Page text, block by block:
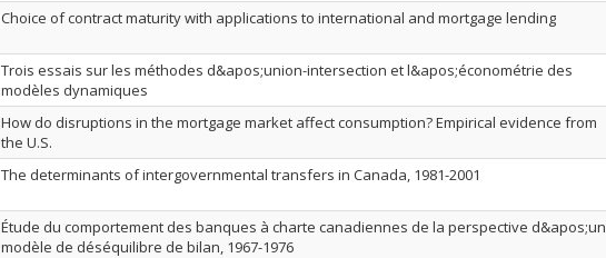
Choice of contract maturity with applications to international and mortgage lending
Trois essais sur les méthodes d&apos;union-intersection et l&apos;économétrie des
modèles dynamiques
How do disruptions in the mortgage market affect consumption? Empirical evidence from
the U.S.
The determinants of intergovernmental transfers in Canada, 1981-2001
Étude du comportement des banques à charte canadiennes de la perspective d&apos;un
modèle de déséquilibre de bilan, 1967-1976